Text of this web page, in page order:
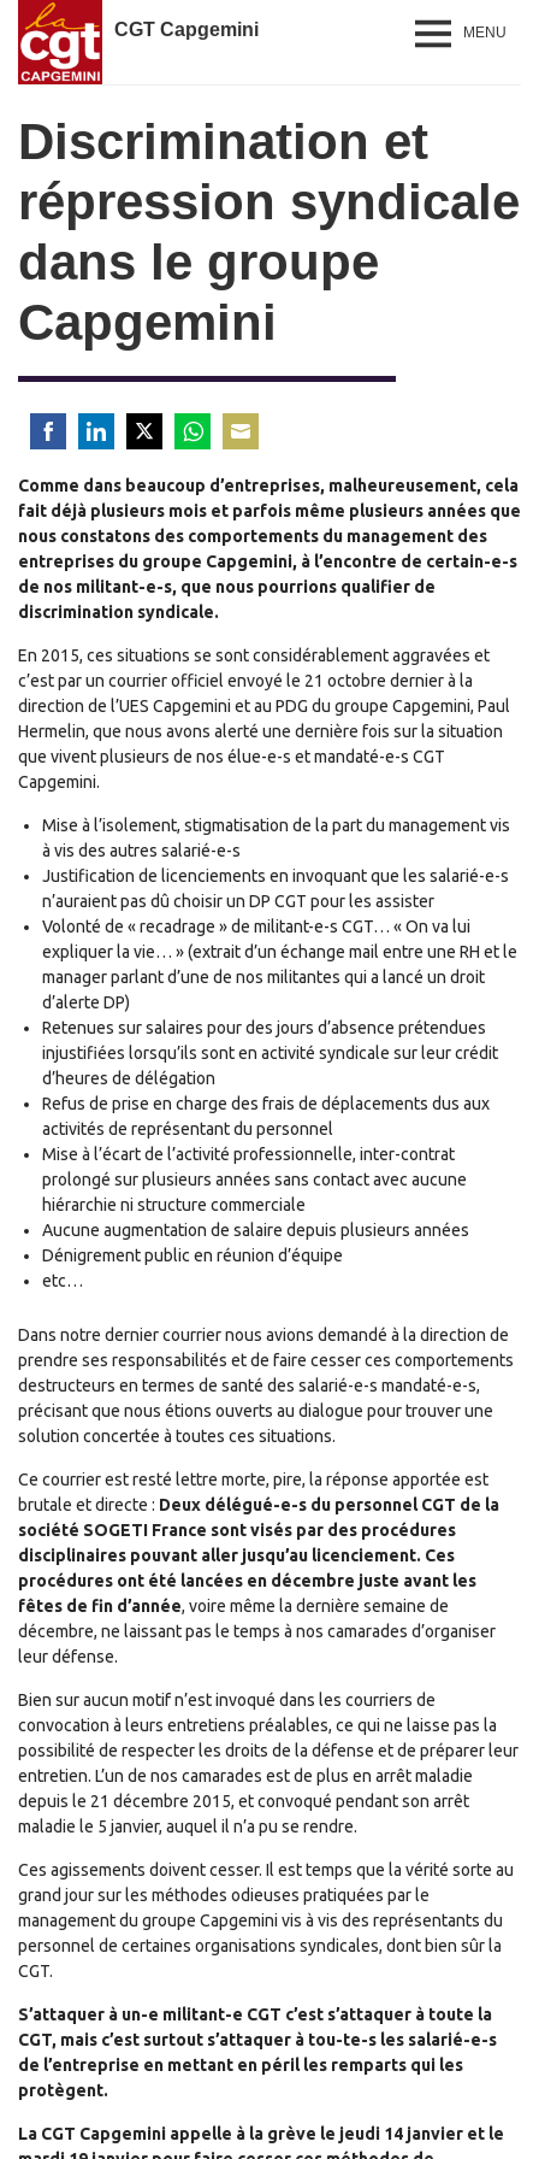
CGT Capgemini MENU
Discrimination et
répression syndicale
dans le groupe
Capgemini
on
Facebook
on
LinkedIn
on
Twitter
on
WhatsApp
on
Email
Comme dans beaucoup d’entreprises, malheureusement, cela
fait déjà plusieurs mois et parfois même plusieurs années que
nous constatons des comportements du management des
entreprises du groupe Capgemini, à l’encontre de certain-e-s
de nos militant-e-s, que nous pourrions qualifier de
discrimination syndicale.
En 2015, ces situations se sont considérablement aggravées et
c’est par un courrier officiel envoyé le 21 octobre dernier à la
direction de l’UES Capgemini et au PDG du groupe Capgemini, Paul
Hermelin, que nous avons alerté une dernière fois sur la situation
que vivent plusieurs de nos élue-e-s et mandaté-e-s CGT
Capgemini.
Mise à l’isolement, stigmatisation de la part du management vis
à vis des autres salarié-e-s
Justification de licenciements en invoquant que les salarié-e-s
n’auraient pas dû choisir un DP CGT pour les assister
Volonté de « recadrage » de militant-e-s CGT… « On va lui
expliquer la vie… » (extrait d’un échange mail entre une RH et le
manager parlant d’une de nos militantes qui a lancé un droit
d’alerte DP)
Retenues sur salaires pour des jours d’absence prétendues
injustifiées lorsqu’ils sont en activité syndicale sur leur crédit
d’heures de délégation
Refus de prise en charge des frais de déplacements dus aux
activités de représentant du personnel
Mise à l’écart de l’activité professionnelle, inter-contrat
prolongé sur plusieurs années sans contact avec aucune
hiérarchie ni structure commerciale
Aucune augmentation de salaire depuis plusieurs années
Dénigrement public en réunion d’équipe
etc…
Dans notre dernier courrier nous avions demandé à la direction de
prendre ses responsabilités et de faire cesser ces comportements
destructeurs en termes de santé des salarié-e-s mandaté-e-s,
précisant que nous étions ouverts au dialogue pour trouver une
solution concertée à toutes ces situations.
Ce courrier est resté lettre morte, pire, la réponse apportée est
brutale et directe : Deux délégué-e-s du personnel CGT de la
société SOGETI France sont visés par des procédures
disciplinaires pouvant aller jusqu’au licenciement. Ces
procédures ont été lancées en décembre juste avant les
fêtes de fin d’année, voire même la dernière semaine de
décembre, ne laissant pas le temps à nos camarades d’organiser
leur défense.
Bien sur aucun motif n’est invoqué dans les courriers de
convocation à leurs entretiens préalables, ce qui ne laisse pas la
possibilité de respecter les droits de la défense et de préparer leur
entretien. L’un de nos camarades est de plus en arrêt maladie
depuis le 21 décembre 2015, et convoqué pendant son arrêt
maladie le 5 janvier, auquel il n’a pu se rendre.
Ces agissements doivent cesser. Il est temps que la vérité sorte au
grand jour sur les méthodes odieuses pratiquées par le
management du groupe Capgemini vis à vis des représentants du
personnel de certaines organisations syndicales, dont bien sûr la
CGT.
S’attaquer à un-e militant-e CGT c’est s’attaquer à toute la
CGT, mais c’est surtout s’attaquer à tou-te-s les salarié-e-s
de l’entreprise en mettant en péril les remparts qui les
protègent.
La CGT Capgemini appelle à la grève le jeudi 14 janvier et le